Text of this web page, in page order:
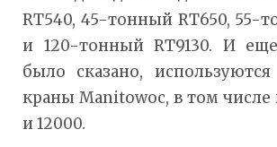
RT540, 45-тонный RT650, 55-
и 120-тонный RT9130. И
было сказано,
краны Manitowoc, в том числе
и 12000.